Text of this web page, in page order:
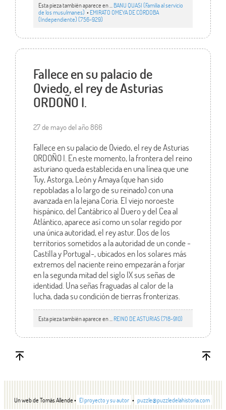
Esta pieza también aparece en ... BANU QUASI (Familia al servicio
de los musulmanes)• EMIRATO OMEYA DE CÓRDOBA
(Independiente) (756-929)
Fallece en su palacio de
Oviedo, el rey de Asturias
ORDOÑO I.
27 de mayo del año 866
Fallece en su palacio de Oviedo, el rey de Asturias
ORDOÑO I. En este momento, la frontera del reino
asturiano queda establecida en una línea que une
Tuy, Astorga, León y Amaya (que han sido
repobladas a lo largo de su reinado) con una
avanzada en la lejana Coria. El viejo noroeste
hispánico, del Cantábrico al Duero y del Cea al
Atlántico, aparece así como un solar regido por
una única autoridad, el rey astur. Dos de los
territorios sometidos a la autoridad de un conde -
Castilla y Portugal-, ubicados en los solares más
extremos del naciente reino empezarán a forjar
en la segunda mitad del siglo IX sus señas de
identidad. Una señas fraguadas al calor de la
lucha, dada su condición de tierras fronterizas.
Esta pieza también aparece en ... REINO DE ASTURIAS (718-910)
Un web de Tomás Allende • El proyecto y su autor • puzzle@puzzledelahistoria.com